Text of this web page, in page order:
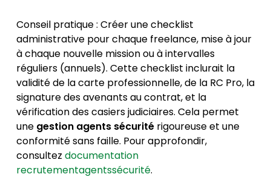
Conseil pratique : Créer une checklist
administrative pour chaque freelance, mise à jour
à chaque nouvelle mission ou à intervalles
réguliers (annuels). Cette checklist inclurait la
validité de la carte professionnelle, de la RC Pro, la
signature des avenants au contrat, et la
vérification des casiers judiciaires. Cela permet
une gestion agents sécuritérigoureuse et une
conformité sans faille. Pour approfondir,
consultez documentation
recrutementagentssécurité.